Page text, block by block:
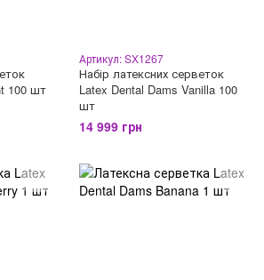
100 шт
Артикул: SX1267
Набір латексних серветок
Latex Dental Dams Vanilla 100
шт
14 999 грн